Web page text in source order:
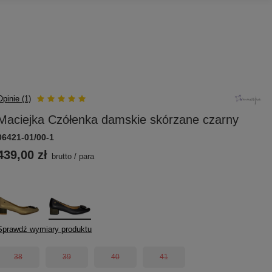
(1)
Czółenka damskie skórzane czarny
01/00-1
zł brutto / para
wymiary produktu
38 39 40 41